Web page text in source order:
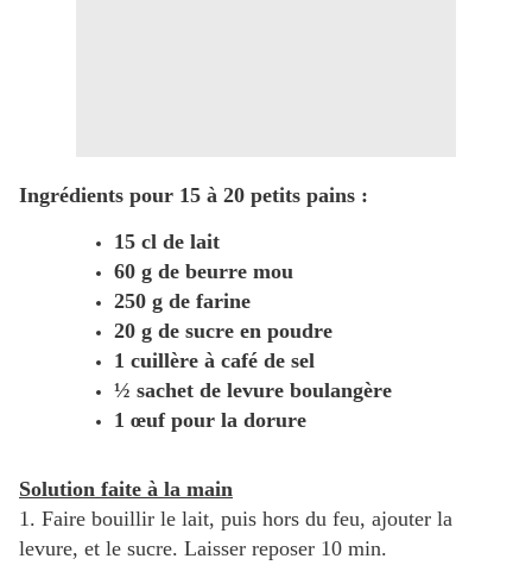
Ingrédients pour 15 à 20 petits pains :
15 cl de lait
60 g de beurre mou
250 g de farine
20 g de sucre en poudre
1 cuillère à café de sel
½ sachet de levure boulangère
1 œuf pour la dorure
Solution faite à la main
1. Faire bouillir le lait, puis hors du feu, ajouter la
levure, et le sucre. Laisser reposer 10 min.